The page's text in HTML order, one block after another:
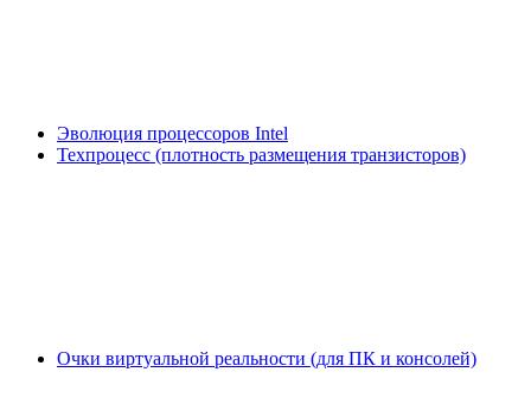
Эволюция процессоров Intel
Техпроцесс (плотность размещения транзисторов)
Очки виртуальной реальности (для ПК и консолей)